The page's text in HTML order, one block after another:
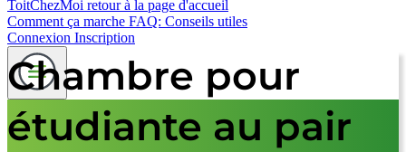
ToitChezMoi retour à la page d'accueil
Comment ça marche FAQ: Conseils utiles
Connexion Inscription
Chambre pour
étudiante au pair